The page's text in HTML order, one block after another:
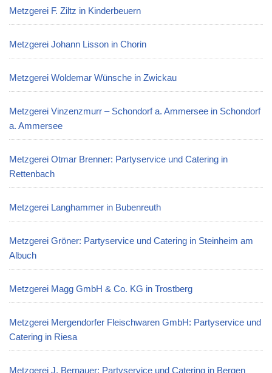
Metzgerei F. Ziltz in Kinderbeuern
Metzgerei Johann Lisson in Chorin
Metzgerei Woldemar Wünsche in Zwickau
Metzgerei Vinzenzmurr – Schondorf a. Ammersee in Schondorf
a. Ammersee
Metzgerei Otmar Brenner: Partyservice und Catering in
Rettenbach
Metzgerei Langhammer in Bubenreuth
Metzgerei Gröner: Partyservice und Catering in Steinheim am
Albuch
Metzgerei Magg GmbH & Co. KG in Trostberg
Metzgerei Mergendorfer Fleischwaren GmbH: Partyservice und
Catering in Riesa
Metzgerei J. Bernauer: Partyservice und Catering in Bergen